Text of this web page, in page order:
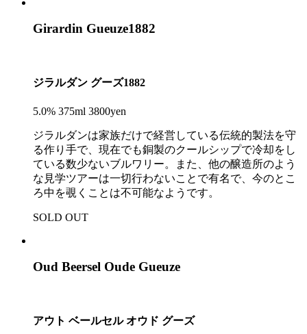
Girardin Gueuze1882
ジラルダン グーズ1882
5.0% 375ml 3800yen
ジラルダンは家族だけで経営している伝統的製法を守
る作り手で、現在でも銅製のクールシップで冷却をし
ている数少ないブルワリー。また、他の醸造所のよう
な見学ツアーは一切行わないことで有名で、今のとこ
ろ中を覗くことは不可能なようです。
SOLD OUT
Oud Beersel Oude Gueuze
アウト ベールセル オウド グーズ